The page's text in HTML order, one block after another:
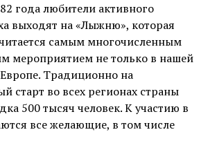
года любители активного
выходят на «Лыжню», которая
самым многочисленным
мероприятием не только в нашей
Традиционно на
старт во всех регионах страны
500 тысяч человек. К участию в
все желающие, в том числе